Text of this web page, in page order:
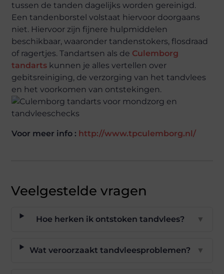
tussen de tanden dagelijks worden gereinigd.
Een tandenborstel volstaat hiervoor doorgaans
niet. Hiervoor zijn fijnere hulpmiddelen
beschikbaar, waaronder tandenstokers, flosdraad
of ragertjes. Tandartsen als de Culemborg
tandarts kunnen je alles vertellen over
gebitsreiniging, de verzorging van het tandvlees
en het voorkomen van ontstekingen.
Voor meer info : http://www.tpculemborg.nl/
Veelgestelde vragen
Hoe herken ik ontstoken tandvlees? ▼
Wat veroorzaakt tandvleesproblemen? ▼